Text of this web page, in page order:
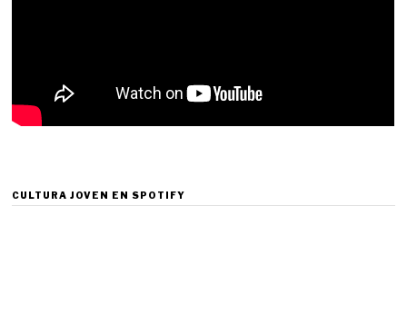
CULTURA JOVEN EN SPOTIFY